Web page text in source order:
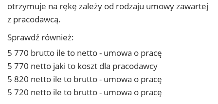
otrzymuje na rękę zależy od rodzaju umowy zawartej
z pracodawcą.
Sprawdź również:
5 770 brutto ile to netto - umowa o pracę
5 770 netto jaki to koszt dla pracodawcy
5 820 netto ile to brutto - umowa o pracę
5 720 netto ile to brutto - umowa o pracę